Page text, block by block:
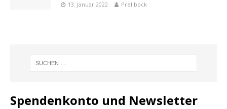
13. Januar 2022 Prellbock
Spendenkonto und Newsletter